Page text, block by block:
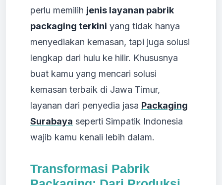
perlu memilih jenis layanan pabrik
packaging terkini yang tidak hanya
menyediakan kemasan, tapi juga solusi
lengkap dari hulu ke hilir. Khususnya
buat kamu yang mencari solusi
kemasan terbaik di Jawa Timur,
layanan dari penyedia jasa Packaging
Surabaya seperti Simpatik Indonesia
wajib kamu kenali lebih dalam.
Transformasi Pabrik